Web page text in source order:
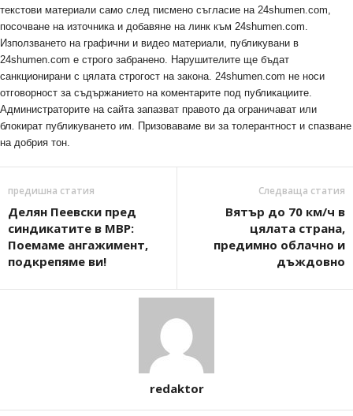
текстови материали само след писмено съгласие на 24shumen.com,
посочване на източника и добавяне на линк към 24shumen.com.
Използването на графични и видео материали, публикувани в
24shumen.com е строго забранено. Нарушителите ще бъдат
санкционирани с цялата строгост на закона. 24shumen.com не носи
отговорност за съдържанието на коментарите под публикациите.
Администраторите на сайта запазват правото да ограничават или
блокират публикуването им. Призоваваме ви за толерантност и спазване
на добрия тон.
предишна статия
Делян Пеевски пред
синдикатите в МВР:
Поемаме ангажимент,
подкрепяме ви!
Следваща статия
Вятър до 70 км/ч в
цялата страна,
предимно облачно и
дъждовно
redaktor